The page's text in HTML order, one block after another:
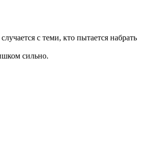
с теми, кто пытается набрать
сильно.